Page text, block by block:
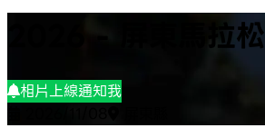
2026 - 屏東馬拉松
相片上線通知我